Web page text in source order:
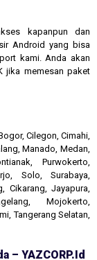
kapanpun dan
Android yang bisa
kami. Anda akan
jika memesan paket
Cilegon, Cimahi,
Manado, Medan,
Purwokerto,
Solo, Surabaya,
Cikarang, Jayapura,
Mojokerto,
Tangerang Selatan,
– YAZCORP.id